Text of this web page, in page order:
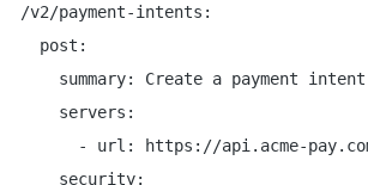
  /v2/payment-intents:
    post:
      summary: Create a payment intent
      servers:
- url: https://api.acme-
      security: